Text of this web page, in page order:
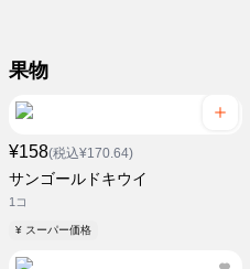
果物
¥158(税込¥170.64)
サンゴールドキウイ
1コ
¥ スーパー価格